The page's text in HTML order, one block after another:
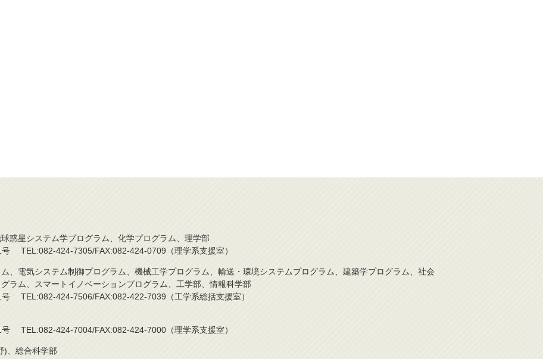
惑星システム学プログラム、化学プログラム、理学部
TEL:082-424-7305/FAX:082-424-0709（理学系支援室）
、電気システム制御プログラム、機械工学プログラム、輸送・環境システムプログラム、建築学プログラム、社会
ラム、スマートイノベーションプログラム、工学部、情報科学部
TEL:082-424-7506/FAX:082-422-7039（工学系総括支援室）
TEL:082-424-7004/FAX:082-424-7000（理学系支援室）
)、総合科学部